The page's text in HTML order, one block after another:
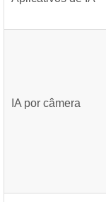
IA por câmera